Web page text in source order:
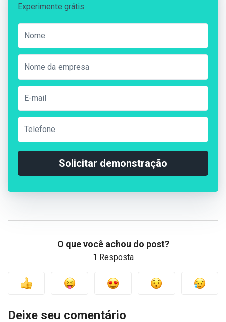
Experimente grátis
Solicitar demonstração
O que você achou do post?
1 Resposta
Deixe seu comentário